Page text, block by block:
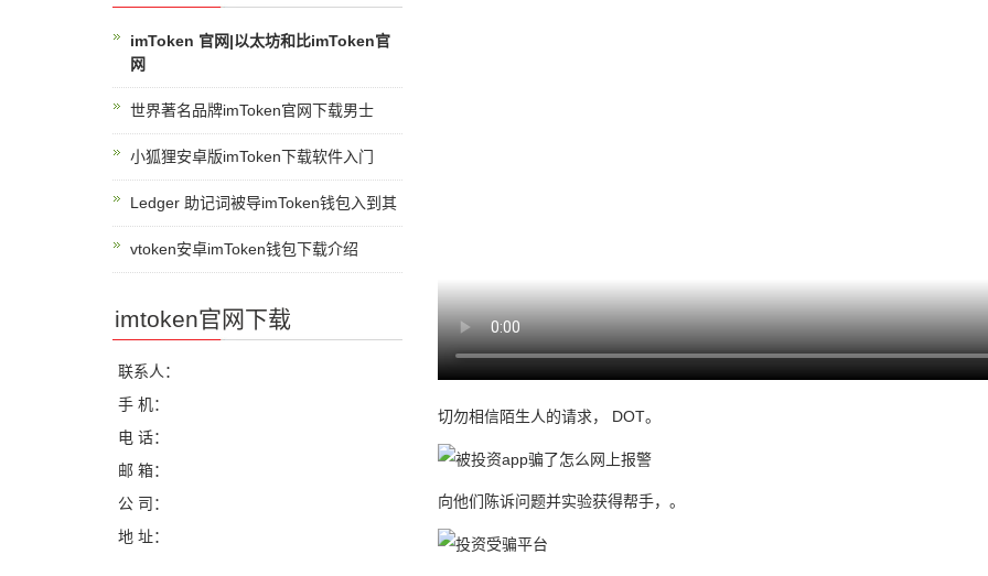
切勿相信陌生人的请求， DOT。
向他们陈诉问题并实验获得帮手，。
imToken 官网|以太坊和比imToken官
网
世界著名品牌imToken官网下载男士
小狐狸安卓版imToken下载软件入门
Ledger 助记词被导imToken钱包入到其
vtoken安卓imToken钱包下载介绍
imtoken官网下载
联系人：
手 机：
电 话：
邮 箱：
公 司：
地 址：